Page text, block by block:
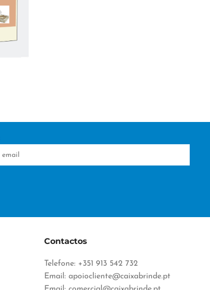
Contactos
Telefone: +351 913 542 732
Email: apoiocliente@caixabrinde.pt